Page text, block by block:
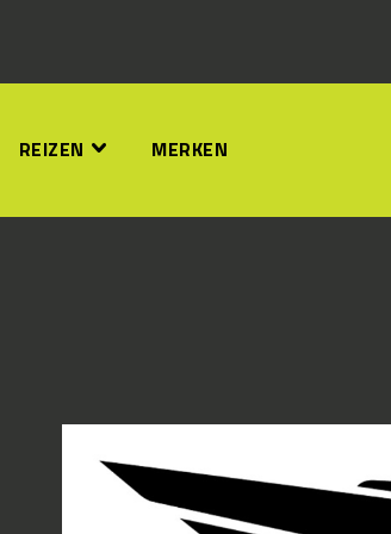
REIZEN MERKEN